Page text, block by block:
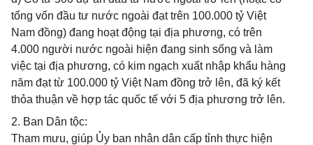
tổng vốn đầu tư nước ngoài đạt trên 100.000 tỷ Việt
Nam đồng) đang hoạt động tại địa phương, có trên
4.000 người nước ngoài hiện đang sinh sống và làm
việc tại địa phương, có kim ngạch xuất nhập khẩu hàng
năm đạt từ 100.000 tỷ Việt Nam đồng trở lên, đã ký kết
thỏa thuận về hợp tác quốc tế với 5 địa phương trở lên.
2. Ban Dân tộc:
Tham mưu, giúp Ủy ban nhân dân cấp tỉnh thực hiện